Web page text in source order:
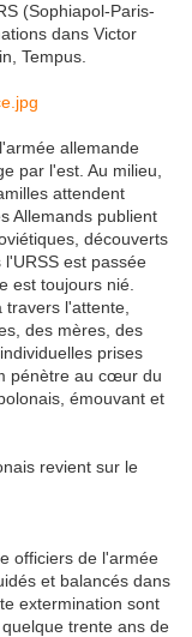
(Sophiapol-Paris-
dans Victor
Tempus.
allemande
par l'est. Au milieu,
attendent
Allemands publient
découverts
est passée
est toujours nié.
l'attente,
des mères, des
prises
pénètre au cœur du
émouvant et
revient sur le
officiers de l'armée
et balancés dans
extermination sont
trente ans de